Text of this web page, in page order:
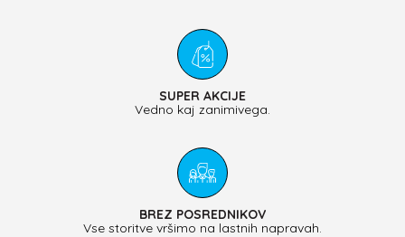
SUPER AKCIJE
Vedno kaj zanimivega.
BREZ POSREDNIKOV
Vse storitve vršimo na lastnih napravah.